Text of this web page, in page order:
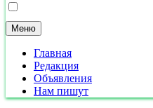
Меню
Главная
Редакция
Объявления
Нам пишут